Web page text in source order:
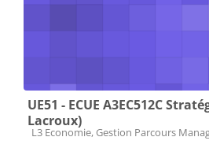
UE51 - ECUE A3EC512C
Lacroux)
Catégorie de cours
L3 Economie, Gestion Parcours